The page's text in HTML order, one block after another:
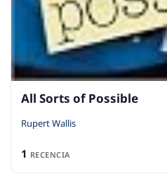
All Sorts of Possible
Rupert Wallis
1 RECENCIA